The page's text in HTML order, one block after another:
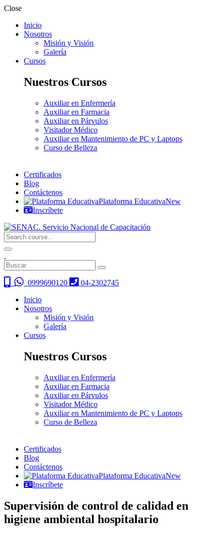
Close
Inicio
Nosotros
Misión y Visión
Galería
Cursos
Nuestros Cursos
Auxiliar en Enfermería
Auxiliar en Farmacia
Auxiliar en Párvulos
Visitador Médico
Auxiliar en Mantenimiento de PC y Laptops
Curso de Belleza
Certificados
Blog
Contáctenos
Plataforma EducativaNew
Inscríbete
0999690120
04-2302745
Inicio
Nosotros
Misión y Visión
Galería
Cursos
Nuestros Cursos
Auxiliar en Enfermería
Auxiliar en Farmacia
Auxiliar en Párvulos
Visitador Médico
Auxiliar en Mantenimiento de PC y Laptops
Curso de Belleza
Certificados
Blog
Contáctenos
Plataforma EducativaNew
Inscríbete
Supervisión de control de calidad en
higiene ambiental hospitalario